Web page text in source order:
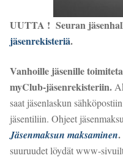
UUTTA ! Seuran
jäsenrekisteriä.
Vanhoille jäsenille
myClub-jäsenrekisteriin.
saat jäsenlaskun
jäsentiliin. Ohjeet
Jäsenmaksun maksaminen.
suuruudet löydät www-